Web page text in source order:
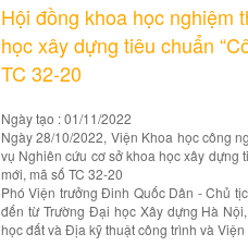
Hội đồng khoa học nghiệm
học xây dựng tiêu chuẩn
TC 32-20
Ngày tạo : 01/11/2022
Ngày 28/10/2022, Viện Khoa học công
vụ Nghiên cứu cơ sở khoa học xây dựng
mới, mã số TC 32-20
Phó Viện trưởng Đinh Quốc Dân - Chủ
đến từ Trường Đại học Xây dựng Hà
học đất và Địa kỹ thuật công trình và